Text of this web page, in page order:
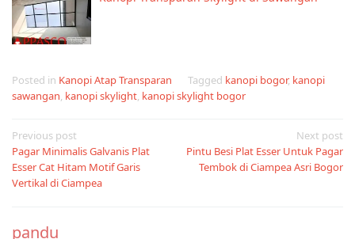
Posted in Kanopi Atap Transparan Tagged kanopi bogor, kanopi
sawangan, kanopi skylight, kanopi skylight bogor
Post
navigation
Previous post
Pagar Minimalis Galvanis Plat
Esser Cat Hitam Motif Garis
Vertikal di Ciampea
Next post
Pintu Besi Plat Esser Untuk Pagar
Tembok di Ciampea Asri Bogor
pandu